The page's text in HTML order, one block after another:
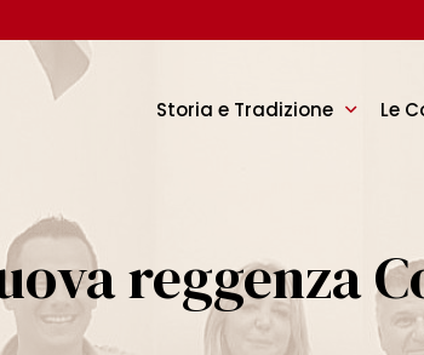
Storia e Tradizione Le
reggenza